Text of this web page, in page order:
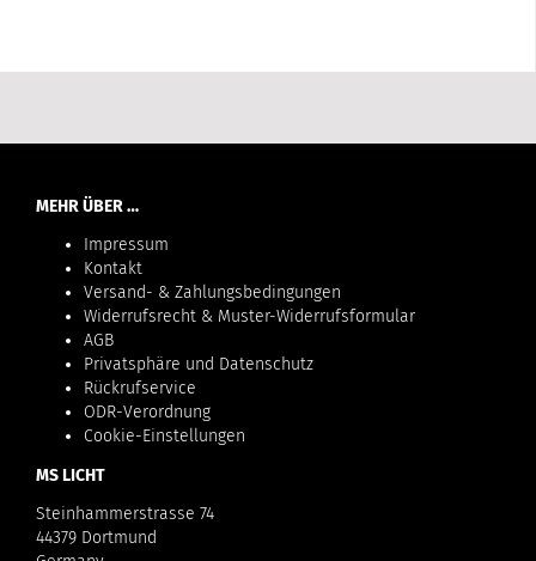
MEHR ÜBER …
Impressum
Kontakt
Versand- & Zahlungsbedingungen
Widerrufsrecht & Muster-Widerrufsformular
AGB
Privatsphäre und Datenschutz
Rückrufservice
ODR-Verordnung
Cookie-Einstellungen
MS LICHT
Steinhammerstrasse 74
44379 Dortmund